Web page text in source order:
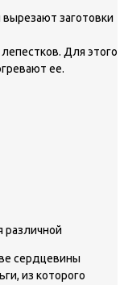
заготовки
Для этого
ее.
различной
сердцевины
из которого